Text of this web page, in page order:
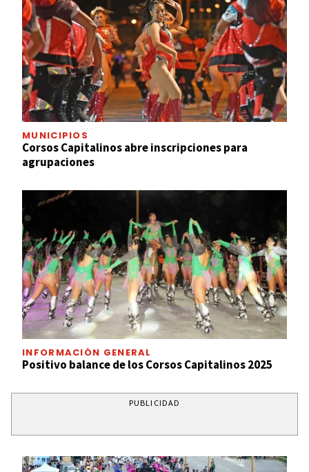
MUNICIPIOS
Corsos Capitalinos abre inscripciones para
agrupaciones
INFORMACIÓN GENERAL
Positivo balance de los Corsos Capitalinos 2025
PUBLICIDAD